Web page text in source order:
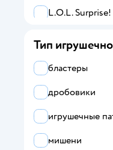
L.O.L. Surprise!
Все
Тип
бластеры
дробовики
игрушечные
мишени